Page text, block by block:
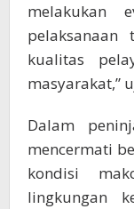
melakukan
pelaksanaan
kualitas
masyarakat,”
Dalam
mencermati
kondisi
lingkungan